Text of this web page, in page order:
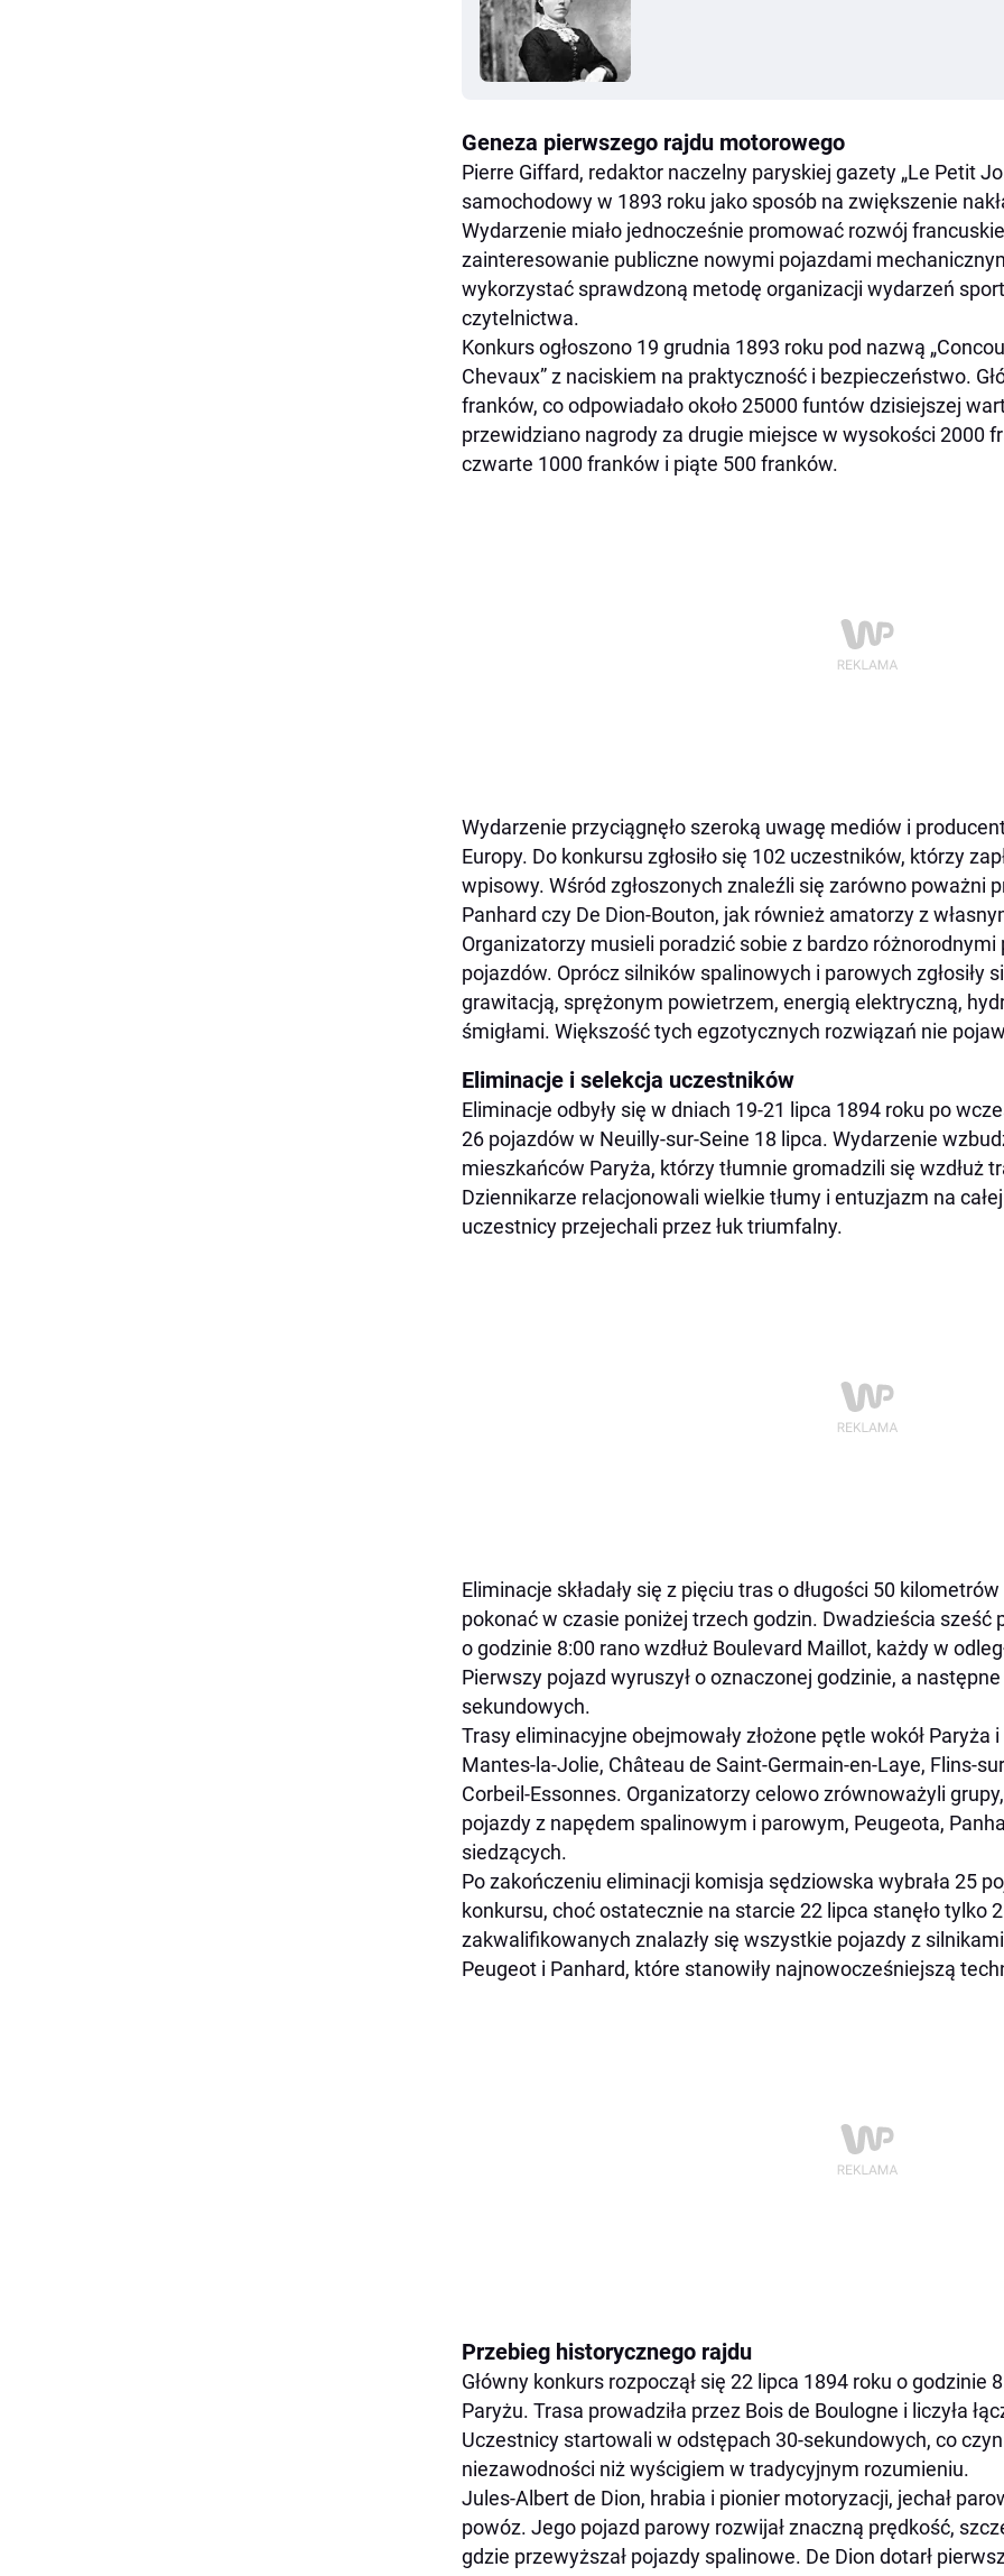
Geneza pierwszego rajdu motorowego
Pierre Giffard, redaktor naczelny paryskiej gazety „Le Petit
samochodowy w 1893 roku jako sposób na zwiększenie
Wydarzenie miało jednocześnie promować rozwój
zainteresowanie publiczne nowymi pojazdami
wykorzystać sprawdzoną metodę organizacji wydarzeń
czytelnictwa.
Konkurs ogłoszono 19 grudnia 1893 roku pod nazwą
Chevaux” z naciskiem na praktyczność i bezpieczeństwo.
franków, co odpowiadało około 25000 funtów dzisiejszej
przewidziano nagrody za drugie miejsce w wysokości 2000
czwarte 1000 franków i piąte 500 franków.
Wydarzenie przyciągnęło szeroką uwagę mediów i
Europy. Do konkursu zgłosiło się 102 uczestników, którzy
wpisowy. Wśród zgłoszonych znaleźli się zarówno poważni
Panhard czy De Dion-Bouton, jak również amatorzy z
Organizatorzy musieli poradzić sobie z bardzo
pojazdów. Oprócz silników spalinowych i parowych zgłosiły
grawitacją, sprężonym powietrzem, energią elektryczną,
śmigłami. Większość tych egzotycznych rozwiązań nie
Eliminacje i selekcja uczestników
Eliminacje odbyły się w dniach 19-21 lipca 1894 roku po
26 pojazdów w Neuilly-sur-Seine 18 lipca. Wydarzenie
mieszkańców Paryża, którzy tłumnie gromadzili się wzdłuż
Dziennikarze relacjonowali wielkie tłumy i entuzjazm na
uczestnicy przejechali przez łuk triumfalny.
Eliminacje składały się z pięciu tras o długości 50
pokonać w czasie poniżej trzech godzin. Dwadzieścia sześć
o godzinie 8:00 rano wzdłuż Boulevard Maillot, każdy w
Pierwszy pojazd wyruszył o oznaczonej godzinie, a
sekundowych.
Trasy eliminacyjne obejmowały złożone pętle wokół Paryża
Mantes-la-Jolie, Château de Saint-Germain-en-Laye, Flins-
Corbeil-Essonnes. Organizatorzy celowo zrównoważyli
pojazdy z napędem spalinowym i parowym, Peugeota,
siedzących.
Po zakończeniu eliminacji komisja sędziowska wybrała 25
konkursu, choć ostatecznie na starcie 22 lipca stanęło tylko
zakwalifikowanych znalazły się wszystkie pojazdy z
Peugeot i Panhard, które stanowiły najnowocześniejszą
Przebieg historycznego rajdu
Główny konkurs rozpoczął się 22 lipca 1894 roku o godzinie
Paryżu. Trasa prowadziła przez Bois de Boulogne i liczyła
Uczestnicy startowali w odstępach 30-sekundowych, co
niezawodności niż wyścigiem w tradycyjnym rozumieniu.
Jules-Albert de Dion, hrabia i pionier motoryzacji, jechał
powóz. Jego pojazd parowy rozwijał znaczną prędkość,
gdzie przewyższał pojazdy spalinowe. De Dion dotarł